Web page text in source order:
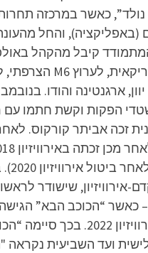
המשך לתוכנית “כוכב נולד”, כאשר
(באפליקציה), והחל
קיבל מהקהל
הפקות וקשת חתמו
זכה אביתר קורקוס. לאחר
– כאשר “הכוכב הבא”
“אקס פקטור ישראל” מרשת 13 שהתמודדה מולה זכתה
(מהעונה השלישית ועד השביעית